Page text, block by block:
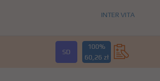
INTER VITA
SD
100%
60,26 zł